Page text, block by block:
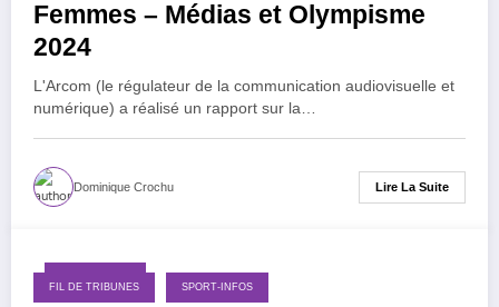
Femmes – Médias et Olympisme
2024
L'Arcom (le régulateur de la communication audiovisuelle et
numérique) a réalisé un rapport sur la…
Dominique Crochu Lire La Suite
23 juillet 2023
FIL DE TRIBUNES SPORT-INFOS